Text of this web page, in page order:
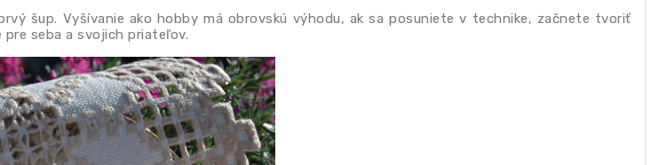
šup. Vyšívanie ako hobby má obrovskú výhodu, ak sa posuniete v technike, začnete tvoriť
pre seba a svojich priateľov.